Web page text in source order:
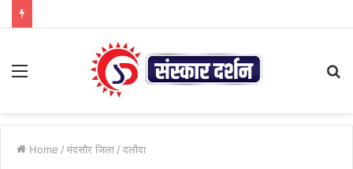
Menu
Home / मंदसौर जिला / दलौदा